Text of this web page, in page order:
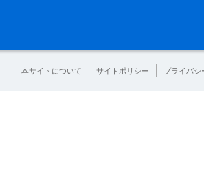
本サイトについて サイトポリシー プライバシ